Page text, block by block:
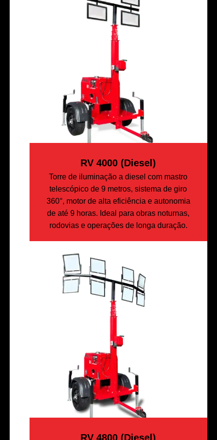
RV 4000 (diesel)
Torre de iluminação a diesel com mastro
telescópico de 9 metros, sistema de giro
360°, motor de alta eficiência e autonomia
de até 9 horas. Ideal para obras noturnas,
rodovias e operações de longa duração.
RV 4800 (Diesel)